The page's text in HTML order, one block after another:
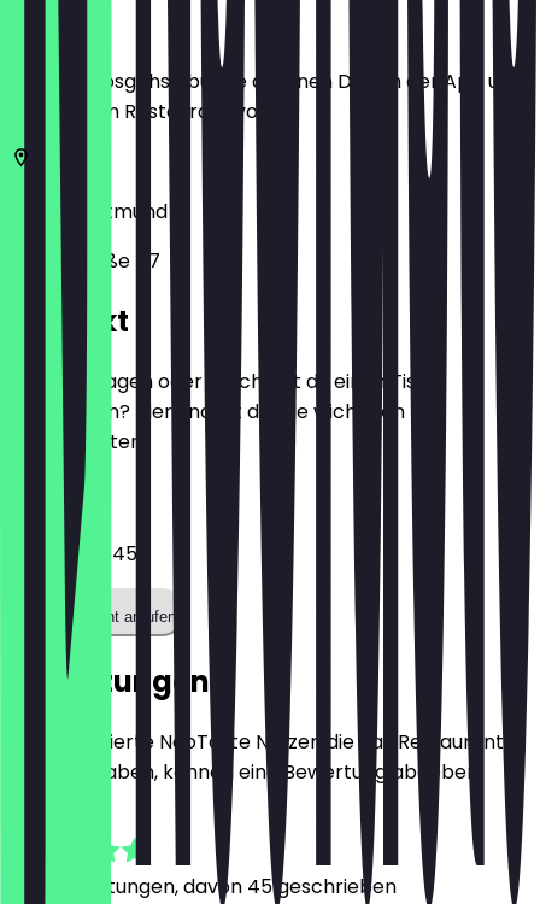
Bevor du losgehst, buche dir einen Deal in der App und
zeige ihn im Restaurant vor.
44137
Dortmund
Kampstraße 47
Kontakt
Hast du Fragen oder möchtest du einen Tisch
reservieren? Hier findest du alle wichtigen
Kontaktdaten.
Telefon
023144425455
Restaurant anrufen
Bewertungen
Nur registrierte NeoTaste Nutzer, die das Restaurant
besucht haben, können eine Bewertung abgeben.
Bewertungen, davon 45 geschrieben